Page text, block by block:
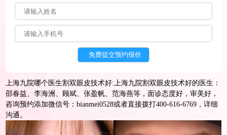
上海九院哪个医生割双眼皮技术好:上海九院割双眼皮技术好的医生：
邵春益、李海洲、顾斌、张盈帆、范海燕等，面诊态度好，审美好，
咨询预约添加微信号：bianmei0528或者直接拨打400-616-6769，详细
沟通。